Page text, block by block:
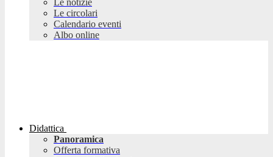
Le notizie
Le circolari
Calendario eventi
Albo online
Didattica
Panoramica
Offerta formativa